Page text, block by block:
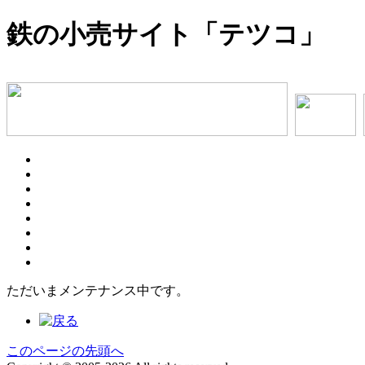
鉄の小売サイト「テツコ」
ただいまメンテナンス中です。
このページの先頭へ